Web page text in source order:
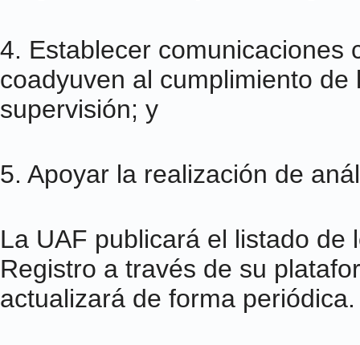
4. Establecer comunicaciones
coadyuven al cumplimiento
supervisión; y
5. Apoyar la realización de
La UAF publicará el listado de
Registro a través de su
actualizará de forma periódica.